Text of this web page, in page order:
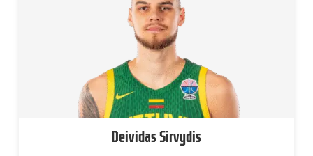
Deividas Sirvydis